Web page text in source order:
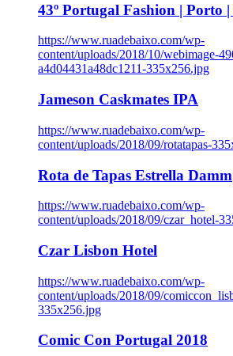
43º Portugal Fashion | Porto |
https://www.ruadebaixo.com/wp-
content/uploads/2018/10/webimage-
a4d04431a48dc1211-335x256.jpg
Jameson Caskmates IPA
https://www.ruadebaixo.com/wp-
content/uploads/2018/09/rotatapas-
Rota de Tapas Estrella Damm
https://www.ruadebaixo.com/wp-
content/uploads/2018/09/czar_hotel-
Czar Lisbon Hotel
https://www.ruadebaixo.com/wp-
content/uploads/2018/09/
335x256.jpg
Comic Con Portugal 2018